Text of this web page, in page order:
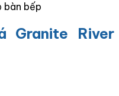
bàn bếp
Granite River